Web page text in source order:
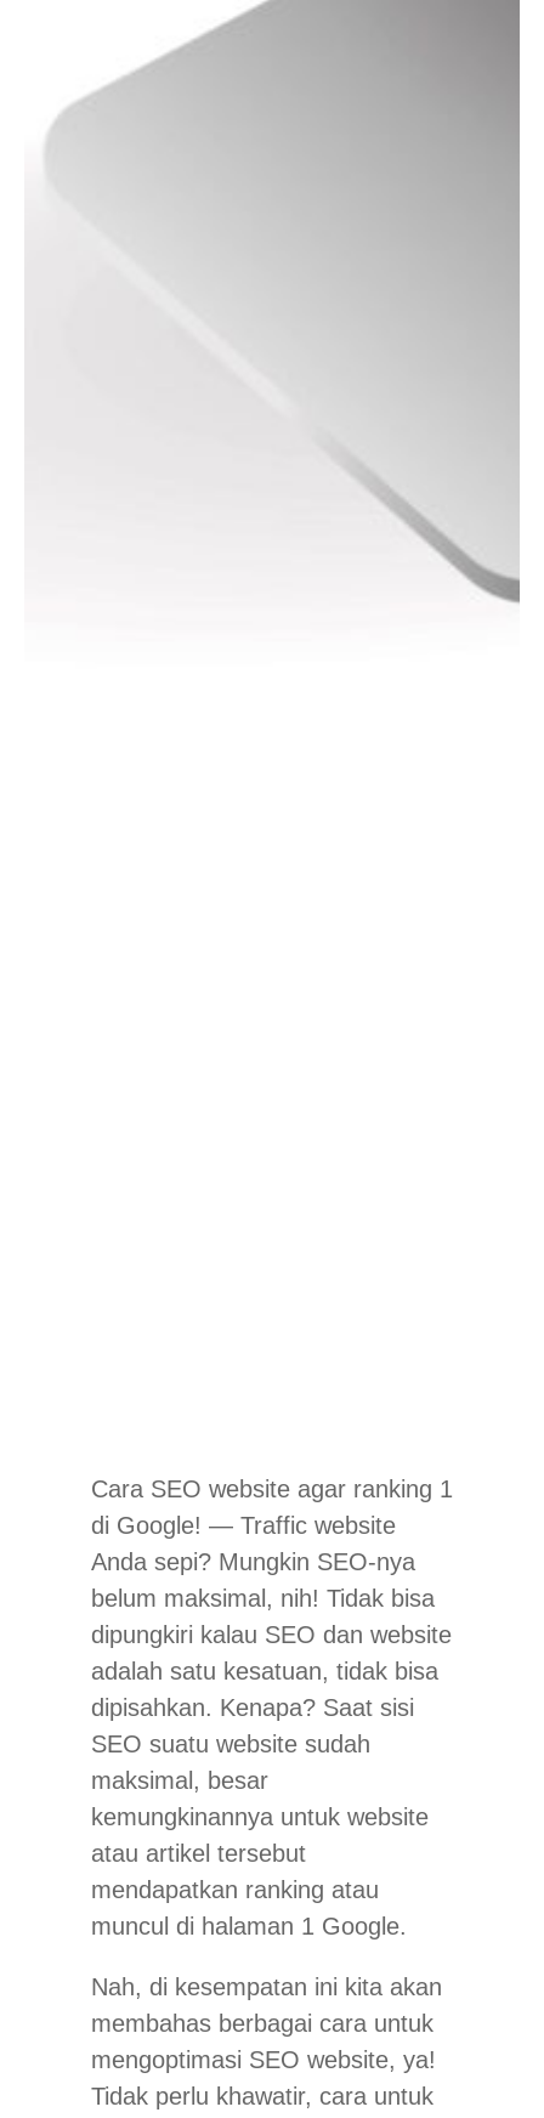
Cara SEO website agar ranking 1
di Google! — Traffic website
Anda sepi? Mungkin SEO-nya
belum maksimal, nih! Tidak bisa
dipungkiri kalau SEO dan website
adalah satu kesatuan, tidak bisa
dipisahkan. Kenapa? Saat sisi
SEO suatu website sudah
maksimal, besar
kemungkinannya untuk website
atau artikel tersebut
mendapatkan ranking atau
muncul di halaman 1 Google.
Nah, di kesempatan ini kita akan
membahas berbagai cara untuk
mengoptimasi SEO website, ya!
Tidak perlu khawatir, cara untuk